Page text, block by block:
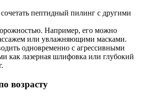
пептидный пилинг с другими
Например, его можно
или увлажняющими масками.
одновременно с агрессивными
как лазерная шлифовка или глубокий
возрасту